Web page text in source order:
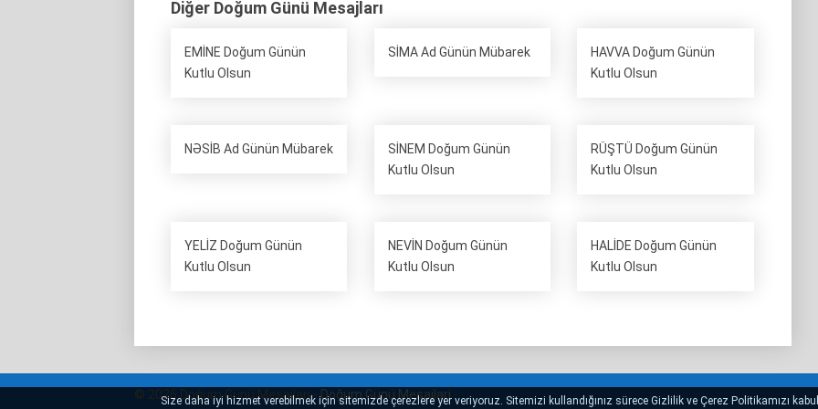
Diğer Doğum Günü Mesajları
EMİNE Doğum Günün
Kutlu Olsun
SİMA Ad Günün Mübarek
HAVVA Doğum Günün
Kutlu Olsun
NƏSİB Ad Günün Mübarek
SİNEM Doğum Günün
Kutlu Olsun
RÜŞTÜ Doğum Günün
Kutlu Olsun
YELİZ Doğum Günün
Kutlu Olsun
NEVİN Doğum Günün
Kutlu Olsun
HALİDE Doğum Günün
Kutlu Olsun
© 2026 Doğum Günü Mesajları -Doğum Günü Mesajlari
Size daha iyi hizmet verebilmek için sitemizde çerezlere yer veriyoruz. Sitemizi kullandığınız sürece Gizlilik ve Çerez Politikamızı